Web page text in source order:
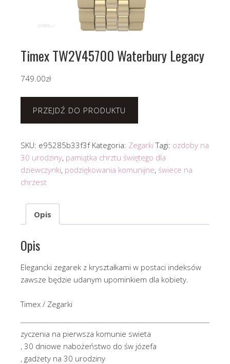
Timex TW2V45700 Waterbury Legacy
749.00zł
PRZEJDŹ DO PRODUKTU
SKU: e95285b33f3f Kategoria: Zegarki Tagi: ozdoby na
30 urodziny, pamiątka chrztu świętego dla
dziewczynki, podziękowania komunijne, świece na
chrzest
Opis
Opis
Elegancki zegarek z kryształkami w postaci indeksów
zawsze będzie udanym upominkiem dla kobiety.
Timex / Zegarki
zyczenia na pierwsza komunie swieta
, 30 dniowe nabożeństwo do św józefa
, gadżety na 30 urodziny